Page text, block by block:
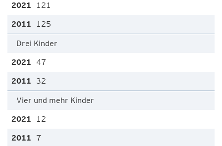
121
125
Drei Kinder
47
32
Vier und mehr Kinder
12
7